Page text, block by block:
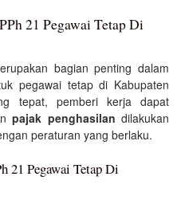
21 Pegawai Tetap Di
bagian penting dalam
pegawai tetap di Kabupaten
tepat, pemberi kerja dapat
pajak penghasilan dilakukan
peraturan yang berlaku.
21 Pegawai Tetap Di